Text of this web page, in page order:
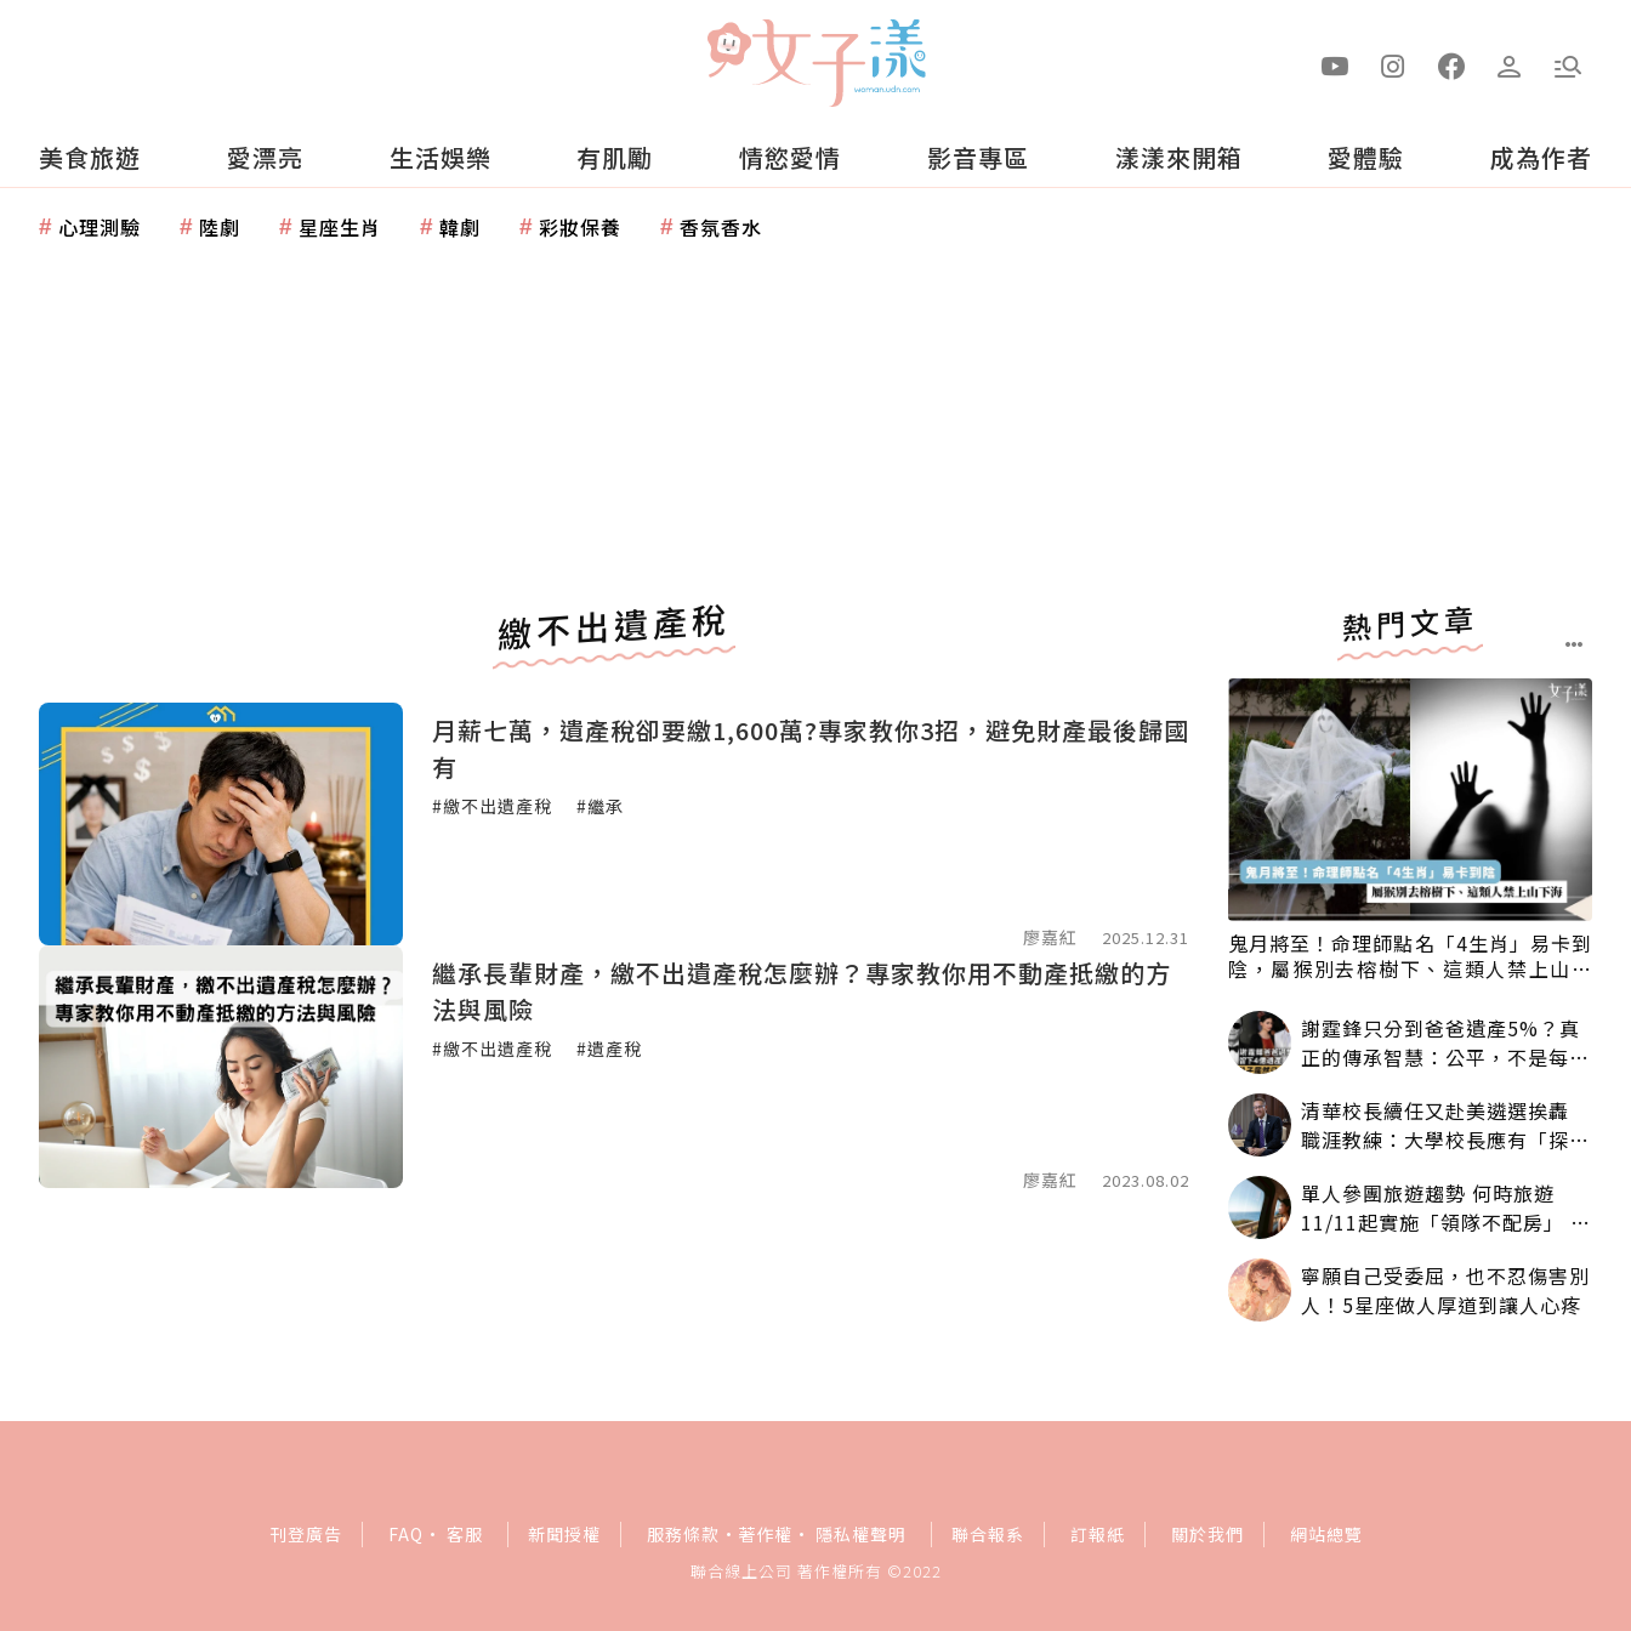
美食旅遊 愛漂亮 生活娛樂 有肌勵 情慾愛情 影音專區 漾漾來開箱 愛體驗 成為作者
心理測驗 陸劇 星座生肖 韓劇 彩妝保養 香氛香水
繳不出遺產稅
月薪七萬，遺產稅卻要繳1,600萬?專家教你3招，避免財產最後歸國
有
#繳不出遺產稅 #繼承
廖嘉紅 2025.12.31
繼承長輩財產，繳不出遺產稅怎麼辦？專家教你用不動產抵繳的方
法與風險
#繳不出遺產稅 #遺產稅
廖嘉紅 2023.08.02
熱門文章
鬼月將至！命理師點名「4生肖」易卡到
陰，屬猴別去榕樹下、這類人禁上山下
謝霆鋒只分到爸爸遺產5%？真
正的傳承智慧：公平，不是每個
清華校長續任又赴美遴選挨轟
職涯教練：大學校長應有「探
單人參團旅遊趨勢 何時旅遊
11/11起實施「領隊不配房」 落
寧願自己受委屈，也不忍傷害別
人！5星座做人厚道到讓人心疼
刊登廣告 FAQ · 客服 新聞授權 服務條款 · 著作權 · 隱私權聲明 聯合報系 訂報紙 關於我們 網站總覽
聯合線上公司 著作權所有 ©2022